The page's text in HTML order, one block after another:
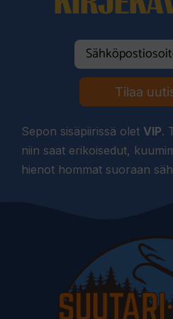
Tilaa
Sepon sisäpiirissä olet VIP.
niin saat erikoisedut,
hienot hommat suoraan